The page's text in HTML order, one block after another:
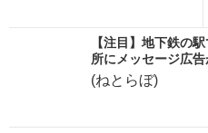
【注目】地下鉄の
所にメッセージ広
(ねとらぼ)